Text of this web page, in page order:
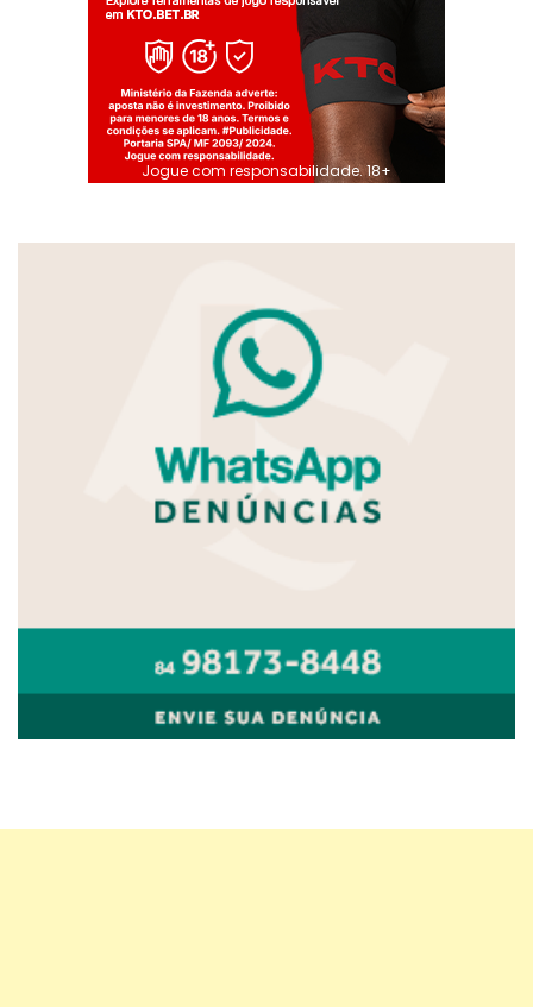
Jogue com responsabilidade. 18+